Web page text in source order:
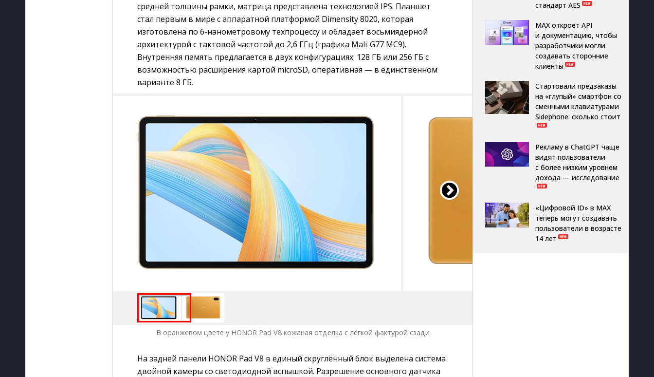
средней толщины рамки, матрица представлена технологией IPS. Планшет
стал первым в мире с аппаратной платформой Dimensity 8020, которая
изготовлена по 6-нанометровому техпроцессу и обладает восьмиядерной
архитектурой с тактовой частотой до 2,6 ГГц (графика Mali-G77 MC9).
Внутренняя память предлагается в двух конфигурациях: 128 ГБ или 256 ГБ с
возможностью расширения картой microSD, оперативная — в единственном
варианте 8 ГБ.
В оранжевом цвете у HONOR Pad V8 кожаная отделка с лёгкой фактурой сзади
На задней панели HONOR Pad V8 в единый скруглённый блок выделена система
двойной камеры со светодиодной вспышкой. Разрешение основного датчика
стандарт AES
MAX откроет API
и документацию, чтобы
разработчики могли
создавать сторонние
клиенты
Стартовали предзаказы
на «глупый» смартфон со
сменными клавиатурами
Sidephone: сколько стоит
Рекламу в ChatGPT чаще
видят пользователи
с более низким уровнем
дохода — исследование
«Цифровой ID» в MAX
теперь могут создавать
пользователи в возрасте
14 лет